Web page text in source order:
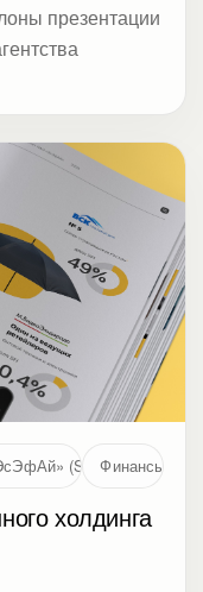
презентации
(SFI, MOEX:
Финансы
холдинга